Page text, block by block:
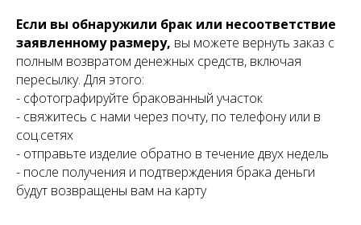
Если вы обнаружили брак или несоответствие
заявленному размеру, вы можете вернуть заказ с
полным возвратом денежных средств, включая
пересылку. Для этого:
- сфотографируйте бракованный участок
- свяжитесь с нами через почту, по телефону или в
соц.сетях
- отправьте изделие обратно в течение двух недель
- после получения и подтверждения брака деньги
будут возвращены вам на карту